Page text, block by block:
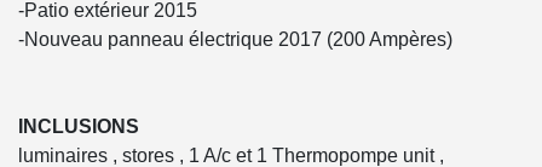
-Patio extérieur 2015
-Nouveau panneau électrique 2017 (200 Ampères)
INCLUSIONS
luminaires , stores , 1 A/c et 1 Thermopompe unit ,